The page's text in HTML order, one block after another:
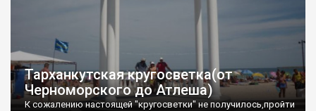
Тарханкутская кругосветка(от
Черноморского до Атлеша)
К сожалению настоящей "кругосветки" не получилось,пройти